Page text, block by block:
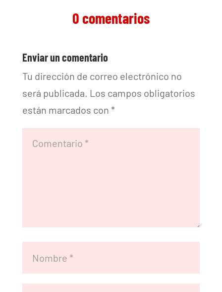
0 comentarios
Enviar un comentario
Tu dirección de correo electrónico no
será publicada. Los campos obligatorios
están marcados con *